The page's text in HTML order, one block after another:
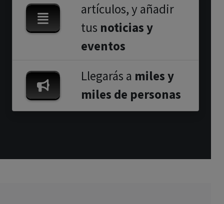
artículos, y añadir
tus noticias y
eventos
Llegarás a miles y
miles de personas